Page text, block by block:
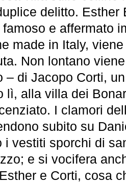
delitto. Esther
e affermato
made in Italy,
Non lontano
– di Jacopo Corti,
lì, alla villa dei
I clamori
subito su
i vestiti sporchi di
e si vocifera
e Corti, cosa